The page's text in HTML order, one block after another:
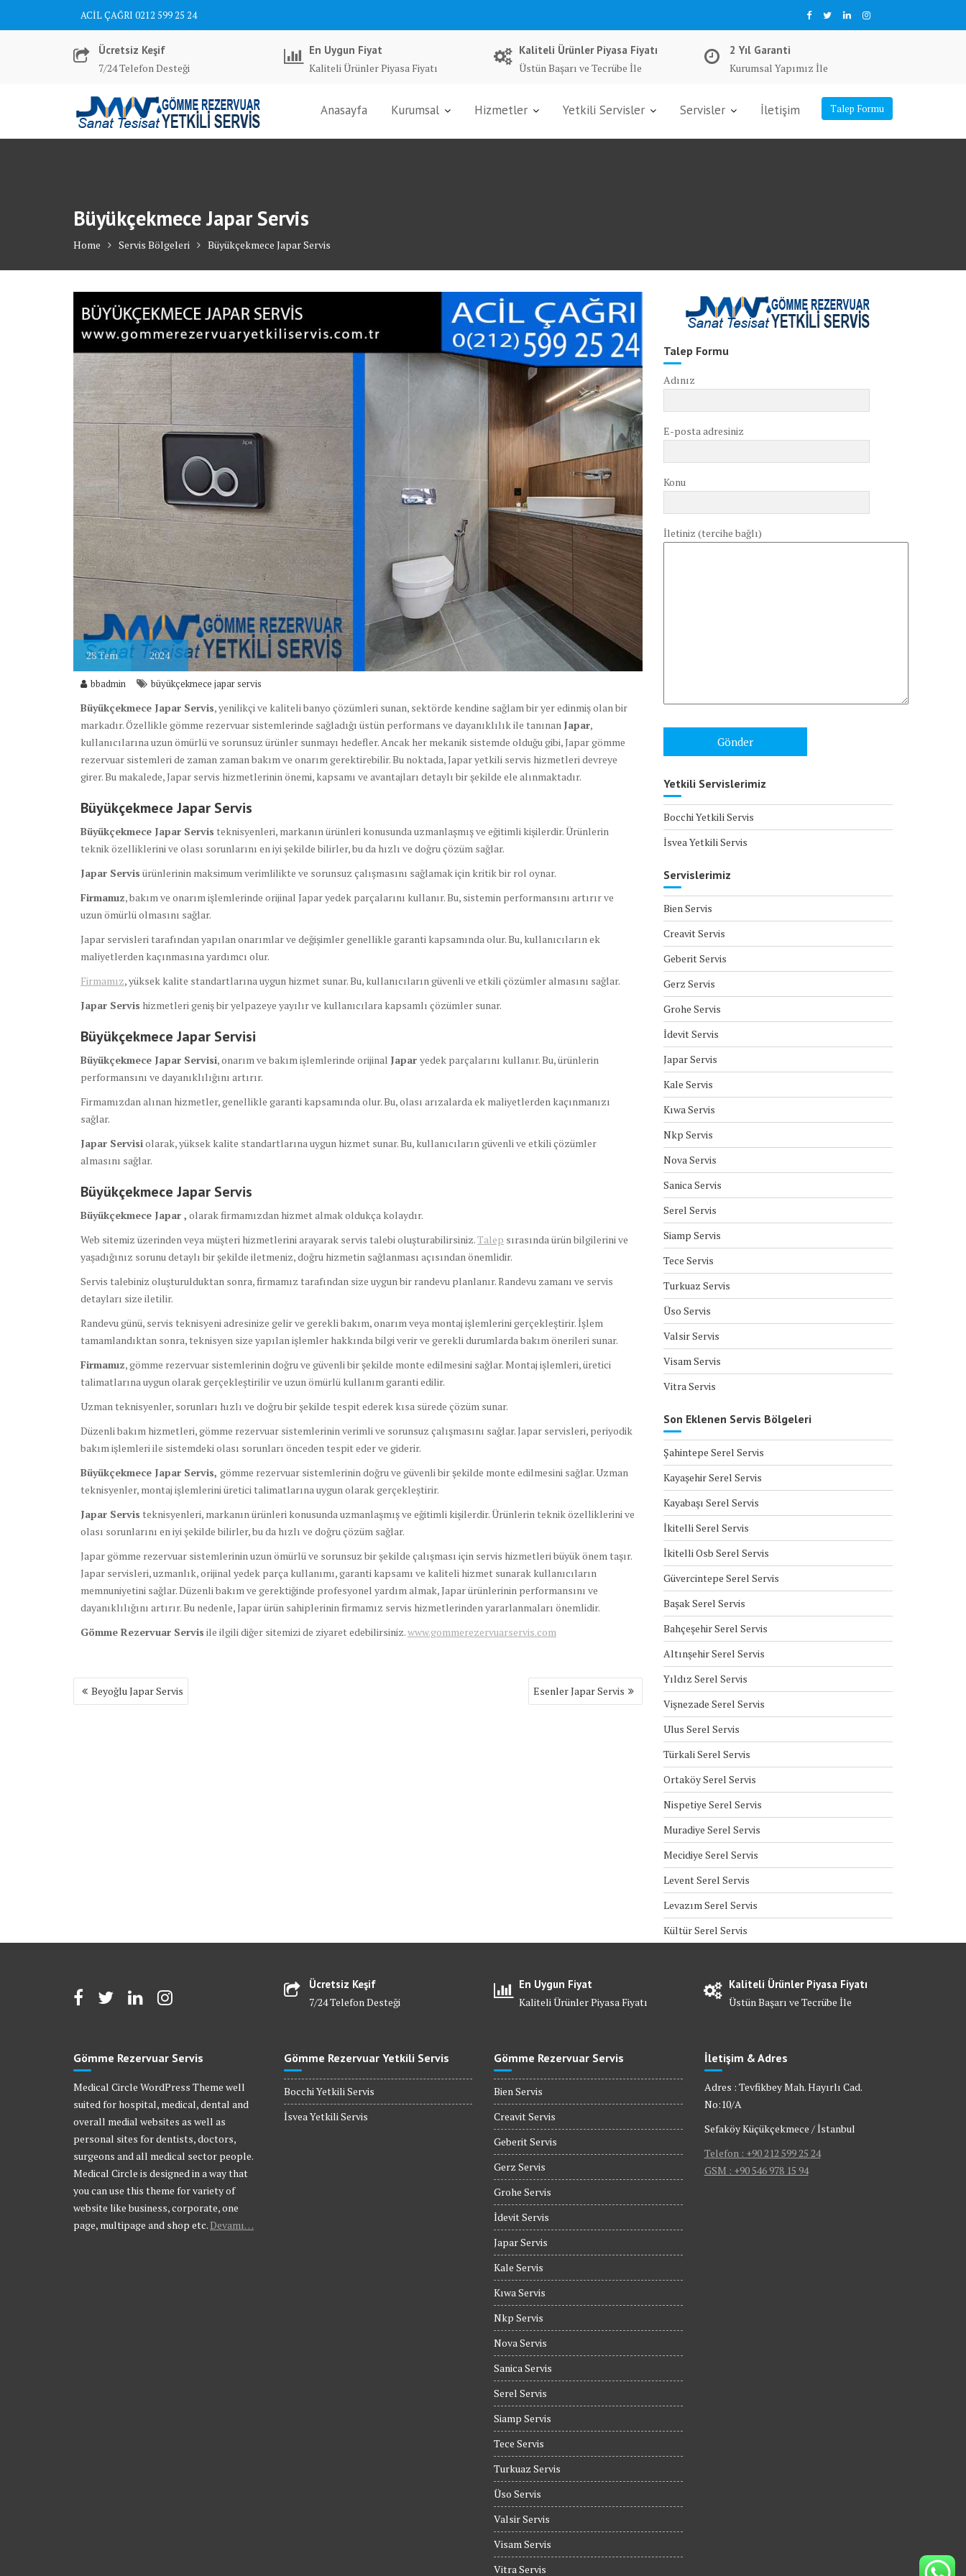
ACİL ÇAĞRI 0212 599 25 24
Ücretsiz Keşif
7/24 Telefon Desteği
En Uygun Fiyat
Kaliteli Ürünler Piyasa Fiyatı
Kaliteli Ürünler Piyasa Fiyatı
Üstün Başarı ve Tecrübe İle
2 Yıl Garanti
Kurumsal Yapımız İle
Talep Formu
Anasayfa Kurumsal Hizmetler Yetkili Servisler Servisler İletişim
Büyükçekmece Japar Servis
Home Servis Bölgeleri Büyükçekmece Japar Servis
28Tem 2024
bbadmin büyükçekmece japar servis
Büyükçekmece Japar Servis, yenilikçi ve kaliteli banyo çözümleri sunan, sektörde kendine sağlam bir yer edinmiş olan bir
markadır. Özellikle gömme rezervuar sistemlerinde sağladığı üstün performans ve dayanıklılık ile tanınan Japar,
kullanıcılarına uzun ömürlü ve sorunsuz ürünler sunmayı hedefler. Ancak her mekanik sistemde olduğu gibi, Japar gömme
rezervuar sistemleri de zaman zaman bakım ve onarım gerektirebilir. Bu noktada, Japar yetkili servis hizmetleri devreye
girer. Bu makalede, Japar servis hizmetlerinin önemi, kapsamı ve avantajları detaylı bir şekilde ele alınmaktadır.
Büyükçekmece Japar Servis
Büyükçekmece Japar Servis teknisyenleri, markanın ürünleri konusunda uzmanlaşmış ve eğitimli kişilerdir. Ürünlerin
teknik özelliklerini ve olası sorunlarını en iyi şekilde bilirler, bu da hızlı ve doğru çözüm sağlar.
Japar Servis ürünlerinin maksimum verimlilikte ve sorunsuz çalışmasını sağlamak için kritik bir rol oynar.
Firmamız, bakım ve onarım işlemlerinde orijinal Japar yedek parçalarını kullanır. Bu, sistemin performansını artırır ve
uzun ömürlü olmasını sağlar.
Japar servisleri tarafından yapılan onarımlar ve değişimler genellikle garanti kapsamında olur. Bu, kullanıcıların ek
maliyetlerden kaçınmasına yardımcı olur.
Firmamız, yüksek kalite standartlarına uygun hizmet sunar. Bu, kullanıcıların güvenli ve etkili çözümler almasını sağlar.
Japar Servis hizmetleri geniş bir yelpazeye yayılır ve kullanıcılara kapsamlı çözümler sunar.
Büyükçekmece Japar Servisi
Büyükçekmece Japar Servisi, onarım ve bakım işlemlerinde orijinal Japar yedek parçalarını kullanır. Bu, ürünlerin
performansını ve dayanıklılığını artırır.
Firmamızdan alınan hizmetler, genellikle garanti kapsamında olur. Bu, olası arızalarda ek maliyetlerden kaçınmanızı
sağlar.
Japar Servisiolarak, yüksek kalite standartlarına uygun hizmet sunar. Bu, kullanıcıların güvenli ve etkili çözümler
almasını sağlar.
Büyükçekmece Japar Servis
Büyükçekmece Japar , olarak firmamızdan hizmet almak oldukça kolaydır.
Web sitemiz üzerinden veya müşteri hizmetlerini arayarak servis talebi oluşturabilirsiniz.Talep sırasında ürün bilgilerini ve
yaşadığınız sorunu detaylı bir şekilde iletmeniz, doğru hizmetin sağlanması açısından önemlidir.
Servis talebiniz oluşturulduktan sonra, firmamız tarafından size uygun bir randevu planlanır. Randevu zamanı ve servis
detayları size iletilir.
Randevu günü, servis teknisyeni adresinize gelir ve gerekli bakım, onarım veya montaj işlemlerini gerçekleştirir. İşlem
tamamlandıktan sonra, teknisyen size yapılan işlemler hakkında bilgi verir ve gerekli durumlarda bakım önerileri sunar.
Firmamız, gömme rezervuar sistemlerinin doğru ve güvenli bir şekilde monte edilmesini sağlar. Montaj işlemleri, üretici
talimatlarına uygun olarak gerçekleştirilir ve uzun ömürlü kullanım garanti edilir.
Uzman teknisyenler, sorunları hızlı ve doğru bir şekilde tespit ederek kısa sürede çözüm sunar.
Düzenli bakım hizmetleri, gömme rezervuar sistemlerinin verimli ve sorunsuz çalışmasını sağlar. Japar servisleri, periyodik
bakım işlemleri ile sistemdeki olası sorunları önceden tespit eder ve giderir.
Büyükçekmece Japar Servis, gömme rezervuar sistemlerinin doğru ve güvenli bir şekilde monte edilmesini sağlar. Uzman
teknisyenler, montaj işlemlerini üretici talimatlarına uygun olarak gerçekleştirir.
Japar Servis teknisyenleri, markanın ürünleri konusunda uzmanlaşmış ve eğitimli kişilerdir. Ürünlerin teknik özelliklerini ve
olası sorunlarını en iyi şekilde bilirler, bu da hızlı ve doğru çözüm sağlar.
Japar gömme rezervuar sistemlerinin uzun ömürlü ve sorunsuz bir şekilde çalışması için servis hizmetleri büyük önem taşır.
Japar servisleri, uzmanlık, orijinal yedek parça kullanımı, garanti kapsamı ve kaliteli hizmet sunarak kullanıcıların
memnuniyetini sağlar. Düzenli bakım ve gerektiğinde profesyonel yardım almak, Japar ürünlerinin performansını ve
dayanıklılığını artırır. Bu nedenle, Japar ürün sahiplerinin firmamız servis hizmetlerinden yararlanmaları önemlidir.
Gömme Rezervuar Servis ile ilgili diğer sitemizi de ziyaret edebilirsiniz.www.gommerezervuarservis.com
Yazı
gezinmesi
Beyoğlu Japar Servis Esenler Japar Servis
Talep Formu
Adınız
E-posta adresiniz
Konu
İletiniz (tercihe bağlı)
Yetkili Servislerimiz
Bocchi Yetkili Servis
İsvea Yetkili Servis
Servislerimiz
Bien Servis
Creavit Servis
Geberit Servis
Gerz Servis
Grohe Servis
İdevit Servis
Japar Servis
Kale Servis
Kıwa Servis
Nkp Servis
Nova Servis
Sanica Servis
Serel Servis
Siamp Servis
Tece Servis
Turkuaz Servis
Üso Servis
Valsir Servis
Visam Servis
Vitra Servis
Son Eklenen Servis Bölgeleri
Şahintepe Serel Servis
Kayaşehir Serel Servis
Kayabaşı Serel Servis
İkitelli Serel Servis
İkitelli Osb Serel Servis
Güvercintepe Serel Servis
Başak Serel Servis
Bahçeşehir Serel Servis
Altınşehir Serel Servis
Yıldız Serel Servis
Vişnezade Serel Servis
Ulus Serel Servis
Türkali Serel Servis
Ortaköy Serel Servis
Nispetiye Serel Servis
Muradiye Serel Servis
Mecidiye Serel Servis
Levent Serel Servis
Levazım Serel Servis
Kültür Serel Servis
Ücretsiz Keşif
7/24 Telefon Desteği
En Uygun Fiyat
Kaliteli Ürünler Piyasa Fiyatı
Kaliteli Ürünler Piyasa Fiyatı
Üstün Başarı ve Tecrübe İle
Gömme Rezervuar Servis
Medical Circle WordPress Theme well
suited for hospital, medical, dental and
overall medial websites as well as
personal sites for dentists, doctors,
surgeons and all medical sector people.
Medical Circle is designed in a way that
you can use this theme for variety of
website like business, corporate, one
page, multipage and shop etc.Devamı…
Gömme Rezervuar Yetkili Servis
Bocchi Yetkili Servis
İsvea Yetkili Servis
Gömme Rezervuar Servis
Bien Servis
Creavit Servis
Geberit Servis
Gerz Servis
Grohe Servis
İdevit Servis
Japar Servis
Kale Servis
Kıwa Servis
Nkp Servis
Nova Servis
Sanica Servis
Serel Servis
Siamp Servis
Tece Servis
Turkuaz Servis
Üso Servis
Valsir Servis
Visam Servis
Vitra Servis
İletişim & Adres
Adres : Tevfikbey Mah. Hayırlı Cad.
No:10/A
Sefaköy Küçükçekmece / İstanbul
Telefon : +90 212 599 25 24
GSM : +90 546 978 15 94